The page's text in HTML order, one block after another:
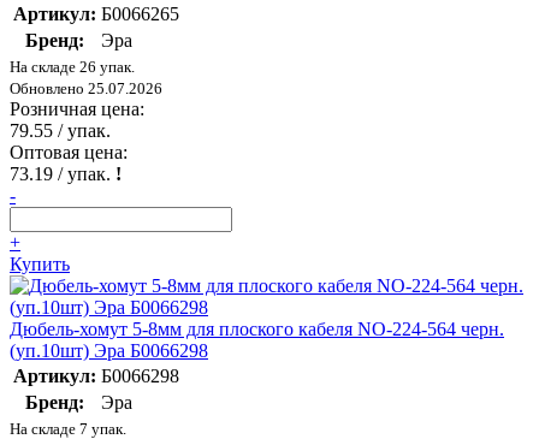
Артикул: Б0066265
Бренд:
Эра
На складе 26 упак.
Обновлено 25.07.2026
Розничная цена:
79.55 / упак.
Оптовая цена:
73.19 / упак. !
-
+
Купить
Дюбель-хомут 5-8мм для плоского кабеля NO-224-564 черн.
(уп.10шт) Эра Б0066298
Артикул: Б0066298
Бренд:
Эра
На складе 7 упак.